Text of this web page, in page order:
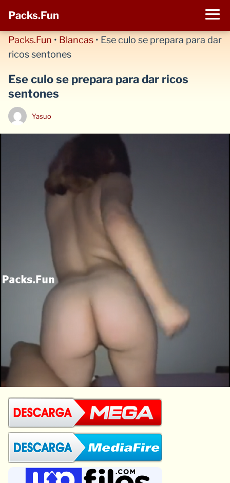
Packs.Fun
Packs.Fun • Blancas • Ese culo se prepara para dar
ricos sentones
Ese culo se prepara para dar ricos
sentones
Yasuo